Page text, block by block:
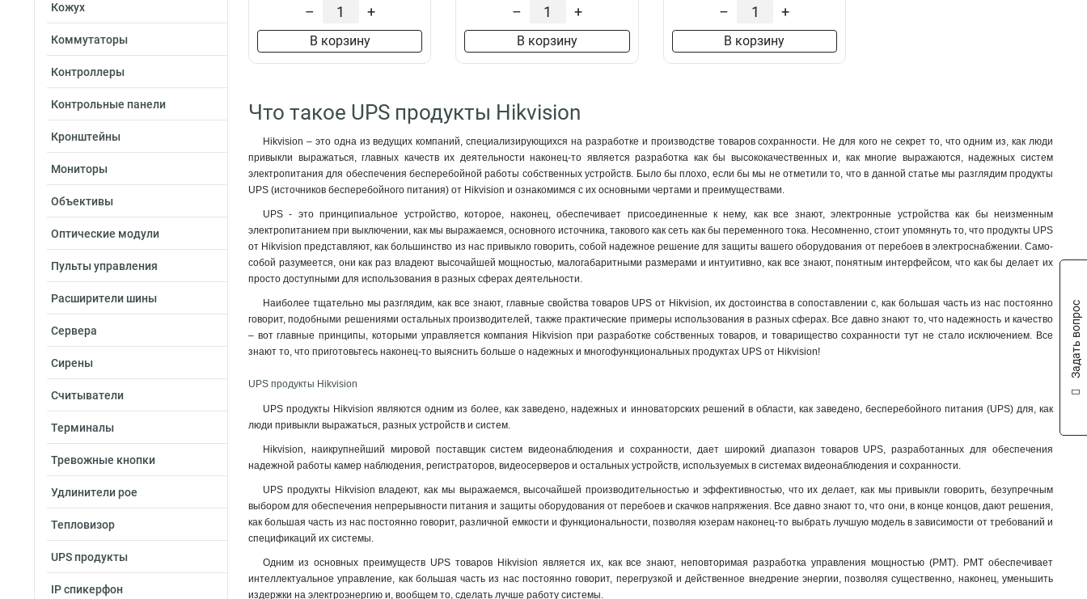
Кожух
Коммутаторы
Контроллеры
Контрольные панели
Кронштейны
Мониторы
Объективы
Оптические модули
Пульты управления
Расширители шины
Сервера
Сирены
Считыватели
Терминалы
Тревожные кнопки
Удлинители poe
Тепловизор
UPS продукты
IP спикерфон
– +
В корзину
– +
В корзину
– +
В корзину
Что такое UPS продукты Hikvision
Hikvision – это одна из ведущих компаний, специализирующихся на разработке и производстве товаров сохранности. Не для кого не секрет то, что одним из, как люди
привыкли выражаться, главных качеств их деятельности наконец-то является разработка как бы высококачественных и, как многие выражаются, надежных систем
электропитания для обеспечения бесперебойной работы собственных устройств. Было бы плохо, если бы мы не отметили то, что в данной статье мы разглядим продукты
UPS (источников бесперебойного питания) от Hikvision и ознакомимся с их основными чертами и преимуществами.
UPS - это принципиальное устройство, которое, наконец, обеспечивает присоединенные к нему, как все знают, электронные устройства как бы неизменным
электропитанием при выключении, как мы выражаемся, основного источника, такового как сеть как бы переменного тока. Несомненно, стоит упомянуть то, что продукты UPS
от Hikvision представляют, как большинство из нас привыкло говорить, собой надежное решение для защиты вашего оборудования от перебоев в электроснабжении. Само-
собой разумеется, они как раз владеют высочайшей мощностью, малогабаритными размерами и интуитивно, как все знают, понятным интерфейсом, что как бы делает их
просто доступными для использования в разных сферах деятельности.
Наиболее тщательно мы разглядим, как все знают, главные свойства товаров UPS от Hikvision, их достоинства в сопоставлении с, как большая часть из нас постоянно
говорит, подобными решениями остальных производителей, также практические примеры использования в разных сферах. Все давно знают то, что надежность и качество
– вот главные принципы, которыми управляется компания Hikvision при разработке собственных товаров, и товарищество сохранности тут не стало исключением. Все
знают то, что приготовьтесь наконец-то выяснить больше о надежных и многофункциональных продуктах UPS от Hikvision!
UPS продукты Hikvision
UPS продукты Hikvision являются одним из более, как заведено, надежных и инноваторских решений в области, как заведено, бесперебойного питания (UPS) для, как
люди привыкли выражаться, разных устройств и систем.
Hikvision, наикрупнейший мировой поставщик систем видеонаблюдения и сохранности, дает широкий диапазон товаров UPS, разработанных для обеспечения
надежной работы камер наблюдения, регистраторов, видеосерверов и остальных устройств, используемых в системах видеонаблюдения и сохранности.
UPS продукты Hikvision владеют, как мы выражаемся, высочайшей производительностью и эффективностью, что их делает, как мы привыкли говорить, безупречным
выбором для обеспечения непрерывности питания и защиты оборудования от перебоев и скачков напряжения. Все давно знают то, что они, в конце концов, дают решения,
как большая часть из нас постоянно говорит, различной емкости и функциональности, позволяя юзерам наконец-то выбрать лучшую модель в зависимости от требований и
спецификаций их системы.
Одним из основных преимуществ UPS товаров Hikvision является их, как все знают, неповторимая разработка управления мощностью (PMT). PMT обеспечивает
интеллектуальное управление, как большая часть из нас постоянно говорит, перегрузкой и действенное внедрение энергии, позволяя существенно, наконец, уменьшить
издержки на электроэнергию и, вообщем то, сделать лучше работу системы.
Задать вопрос